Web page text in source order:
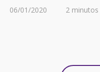
06/01/2020 2